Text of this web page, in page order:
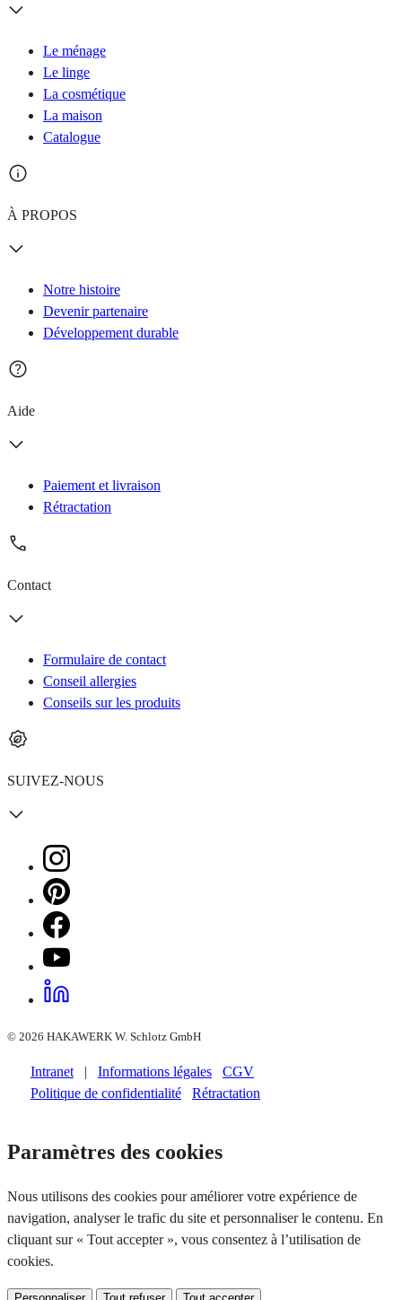
Le ménage
Le linge
La cosmétique
La maison
Catalogue
À PROPOS
Notre histoire
Devenir partenaire
Développement durable
Aide
Paiement et livraison
Rétractation
Contact
Formulaire de contact
Conseil allergies
Conseils sur les produits
SUIVEZ-NOUS
© 2026 HAKAWERK W. Schlotz GmbH
Intranet | Informations légales
CGV
Politique de confidentialité
Rétractation
Paramètres des cookies
Nous utilisons des cookies pour améliorer votre expérience de
navigation, analyser le trafic du site et personnaliser le contenu. En
cliquant sur « Tout accepter », vous consentez à l’utilisation de
cookies.